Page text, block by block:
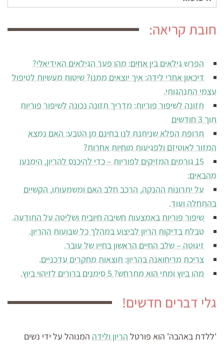
עבור:
חובת קריאה:
הפרש גילאים בין אחים: מהו פער הגילאים האידיאלי?
דיכאון אחרי לידה: איך יוצאים ממנו? שיטות מעשיות לטיפול
עצמי התנהגותי.
תזונה לשיפור פוריות: מדריך תזונה נכונה לשיפור פוריות
תוך 3 חודשים
תרופת הפלא שניתנת לנו בחינם מן הטבע: האם נמצא
המזור לאוטיזם ולפגיעות מוחיות אחרות?
15 גורמים המזיקים לפוריות – כדי להיכנס להריון, הימנעו
מהבאים:
על יתרונות ההנקה, הרכב חלב האם ומשמעותו, הקשיים
בהתחלה ועוד.
שיפור פוריות באמצעות חשיבה חיובית ושליטה על התודעה.
טבלת בדיקות הריון לביצוע במהלך כל שבועות ההריון.
זיגוטה – שלב החיים הראשון בחייו של עובר.
צריכת מריחואנה בהריון: תוצאות מחקרים עדכניים.
מהו ביוץ ומתי הוא מתרחש? 5 סימנים ברורים לזיהוי ביוץ.
גלי דברים חדשים!
'ללדת באהבה' הוא פורטל הריון ולידה המנוהל על ידי נשים